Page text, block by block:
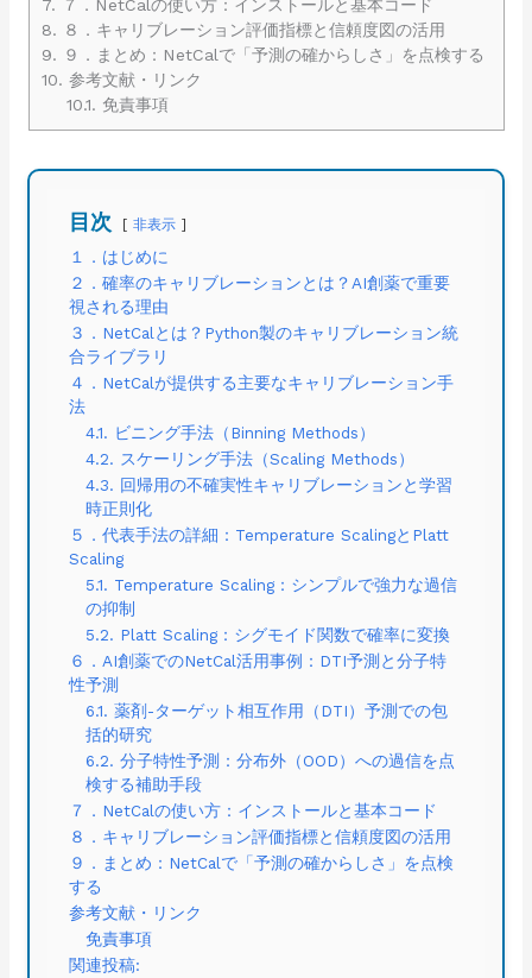
7. ７．NetCalの使い方：インストールと基本コード
8. ８．キャリブレーション評価指標と信頼度図の活用
9. ９．まとめ：NetCalで「予測の確からしさ」を点検する
10. 参考文献・リンク
10.1. 免責事項
目次 非表示
１．はじめに
２．確率のキャリブレーションとは？AI創薬で重要
視される理由
３．NetCalとは？Python製のキャリブレーション統
合ライブラリ
４．NetCalが提供する主要なキャリブレーション手
法
4.1. ビニング手法（Binning Methods）
4.2. スケーリング手法（Scaling Methods）
4.3. 回帰用の不確実性キャリブレーションと学習
時正則化
５．代表手法の詳細：Temperature ScalingとPlatt
Scaling
5.1. Temperature Scaling：シンプルで強力な過信
の抑制
5.2. Platt Scaling：シグモイド関数で確率に変換
６．AI創薬でのNetCal活用事例：DTI予測と分子特
性予測
6.1. 薬剤-ターゲット相互作用（DTI）予測での包
括的研究
6.2. 分子特性予測：分布外（OOD）への過信を点
検する補助手段
７．NetCalの使い方：インストールと基本コード
８．キャリブレーション評価指標と信頼度図の活用
９．まとめ：NetCalで「予測の確からしさ」を点検
する
参考文献・リンク
免責事項
関連投稿: